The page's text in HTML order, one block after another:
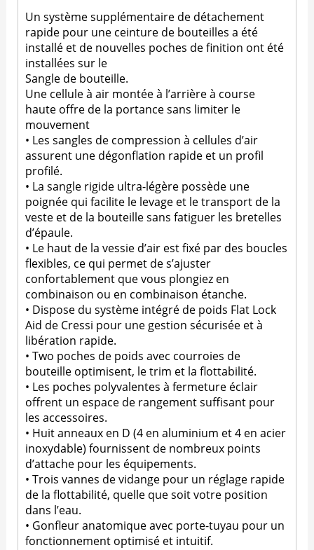
Un système supplémentaire de détachement
rapide pour une ceinture de bouteilles a été
installé et de nouvelles poches de finition ont été
installées sur le
Sangle de bouteille.
Une cellule à air montée à l’arrière à course
haute offre de la portance sans limiter le
mouvement
• Les sangles de compression à cellules d’air
assurent une dégonflation rapide et un profil
profilé.
• La sangle rigide ultra-légère possède une
poignée qui facilite le levage et le transport de la
veste et de la bouteille sans fatiguer les bretelles
d’épaule.
• Le haut de la vessie d’air est fixé par des boucles
flexibles, ce qui permet de s’ajuster
confortablement que vous plongiez en
combinaison ou en combinaison étanche.
• Dispose du système intégré de poids Flat Lock
Aid de Cressi pour une gestion sécurisée et à
libération rapide.
• Two poches de poids avec courroies de
bouteille optimisent, le trim et la flottabilité.
• Les poches polyvalentes à fermeture éclair
offrent un espace de rangement suffisant pour
les accessoires.
• Huit anneaux en D (4 en aluminium et 4 en acier
inoxydable) fournissent de nombreux points
d’attache pour les équipements.
• Trois vannes de vidange pour un réglage rapide
de la flottabilité, quelle que soit votre position
dans l’eau.
• Gonfleur anatomique avec porte-tuyau pour un
fonctionnement optimisé et intuitif.